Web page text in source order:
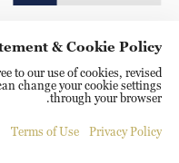
京ICP备20000184号
网安备 11010502050052号
report hotline: 010-85061466
& Cookie Policy
to our use of cookies, revised
change your cookie settings
through your browser.
Privacy Policy
Terms of Use